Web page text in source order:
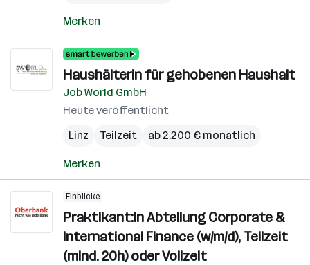
Merken
Haushälterin für gehobenen Haushalt
Job World GmbH
Heute veröffentlicht
Linz
Teilzeit ab 2.200 € monatlich
Merken
Einblicke
Praktikant:in Abteilung Corporate &
International Finance (w/m/d), Teilzeit
(mind. 20h) oder Vollzeit